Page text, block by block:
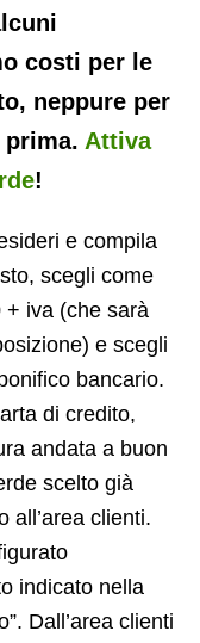
costi per le
neppure per
prima. Attiva
!
e compila
scegli come
+ iva (che sarà
e scegli
bancario.
di credito,
andata a buon
scelto già
all’area clienti.
indicato nella
Dall’area clienti